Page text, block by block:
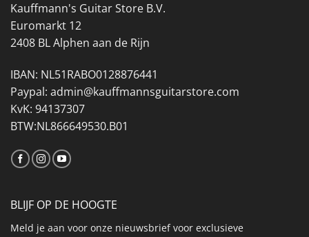
Kauffmann's Guitar Store B.V.
Euromarkt 12
2408 BL Alphen aan de Rijn
IBAN: NL51RABO0128876441
Paypal: admin@kauffmannsguitarstore.com
KvK: 94137307
BTW:NL866649530.B01
BLIJF OP DE HOOGTE
Meld je aan voor onze nieuwsbrief voor exclusieve